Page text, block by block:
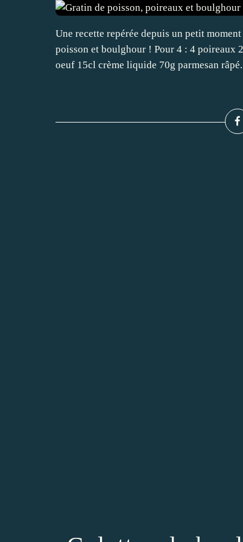
Une recette repérée depuis un petit
poisson et boulghour ! Pour 4 : 4 poireaux
oeuf 15cl crème liquide 70g parmesan